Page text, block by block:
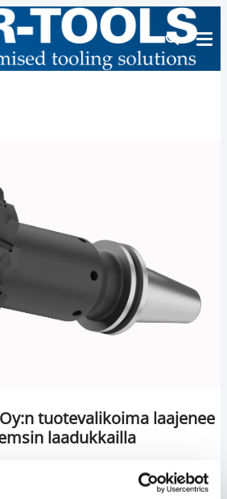
tuotevalikoima laajenee
laadukkailla
lastuavien